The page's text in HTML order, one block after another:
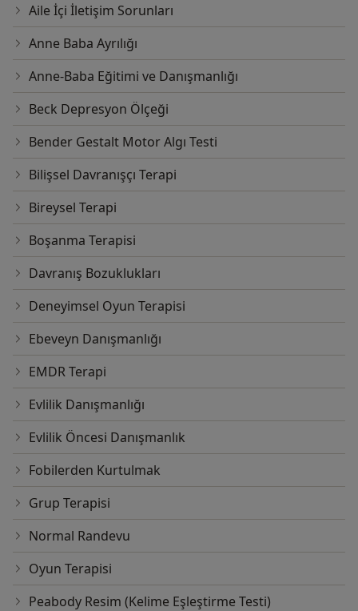
Aile İçi İletişim Sorunları
Anne Baba Ayrılığı
Anne-Baba Eğitimi ve Danışmanlığı
Beck Depresyon Ölçeği
Bender Gestalt Motor Algı Testi
Bilişsel Davranışçı Terapi
Bireysel Terapi
Boşanma Terapisi
Davranış Bozuklukları
Deneyimsel Oyun Terapisi
Ebeveyn Danışmanlığı
EMDR Terapi
Evlilik Danışmanlığı
Evlilik Öncesi Danışmanlık
Fobilerden Kurtulmak
Grup Terapisi
Normal Randevu
Oyun Terapisi
Peabody Resim (Kelime Eşleştirme Testi)